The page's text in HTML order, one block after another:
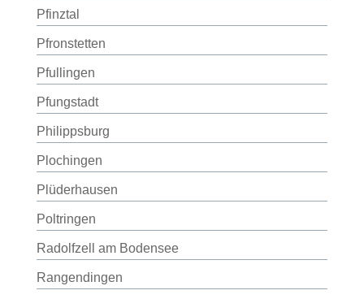
Pfinztal
Pfronstetten
Pfullingen
Pfungstadt
Philippsburg
Plochingen
Plüderhausen
Poltringen
Radolfzell am Bodensee
Rangendingen